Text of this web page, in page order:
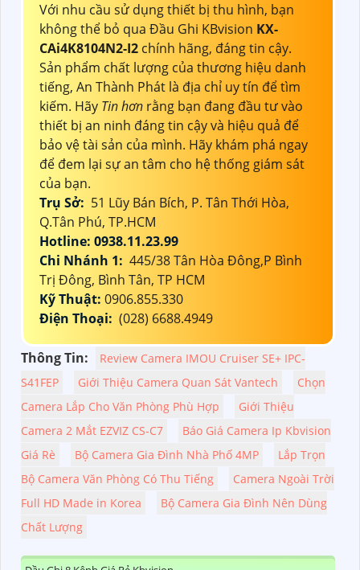
Với nhu cầu sử dụng thiết bị thu hình, bạn
không thể bỏ qua Đầu Ghi KBvision KX-
CAi4K8104N2-I2 chính hãng, đáng tin cậy.
Sản phẩm chất lượng của thương hiệu danh
tiếng, An Thành Phát là địa chỉ uy tín để tìm
kiếm. Hãy Tin hơn rằng bạn đang đầu tư vào
thiết bị an ninh đáng tin cậy và hiệu quả để
bảo vệ tài sản của mình. Hãy khám phá ngay
để đem lại sự an tâm cho hệ thống giám sát
của bạn.
Trụ Sở: 51 Lũy Bán Bích, P. Tân Thới Hòa,
Q.Tân Phú, TP.HCM
Hotline: 0938.11.23.99
Chi Nhánh 1: 445/38 Tân Hòa Đông,P Bình
Trị Đông, Bình Tân, TP HCM
Kỹ Thuật: 0906.855.330
Điện Thoại: (028) 6688.4949
Thông Tin:
Review Camera IMOU Cruiser SE+ IPC-
S41FEP
Giới Thiệu Camera Quan Sát Vantech
Chọn
Camera Lắp Cho Văn Phòng Phù Hợp
Giới Thiệu
Camera 2 Mắt EZVIZ CS-C7
Báo Giá Camera Ip Kbvision
Giá Rè
Bộ Camera Gia Đình Nhà Phố 4MP
Lắp Trọn
Bộ Camera Văn Phòng Có Thu Tiếng
Camera Ngoài Trời
Full HD Made in Korea
Bộ Camera Gia Đình Nên Dùng
Chất Lượng